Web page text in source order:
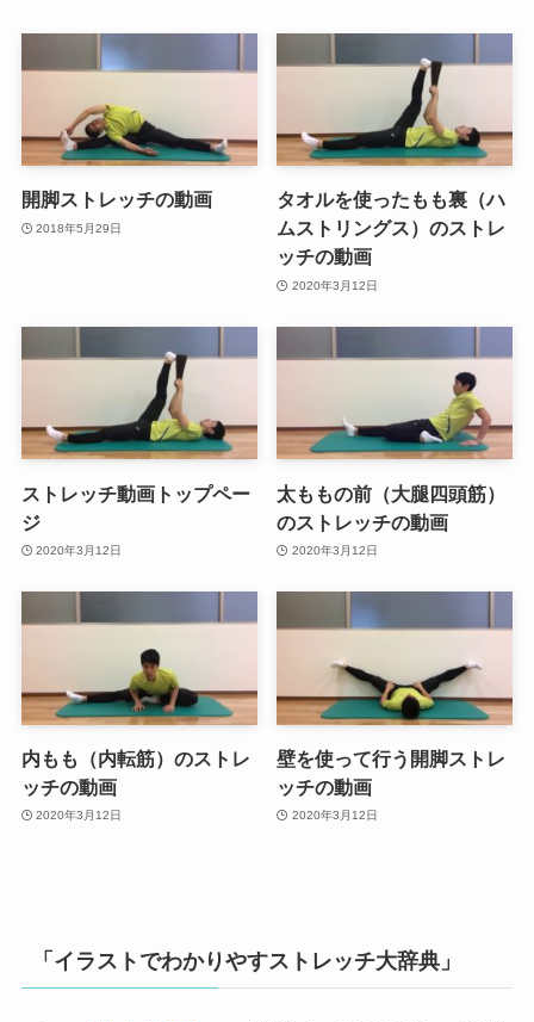
開脚ストレッチの動画
2018年5月29日
タオルを使ったもも裏（ハ
ムストリングス）のストレ
ッチの動画
2020年3月12日
ストレッチ動画トップペー
ジ
2020年3月12日
太ももの前（大腿四頭筋）
のストレッチの動画
2020年3月12日
内もも（内転筋）のストレ
ッチの動画
2020年3月12日
壁を使って行う開脚ストレ
ッチの動画
2020年3月12日
「イラストでわかりやすストレッチ大辞典」